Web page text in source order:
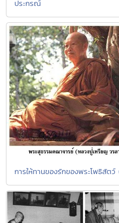
ประกรณ์
การให้ทานของรักของพระโพธิสัต